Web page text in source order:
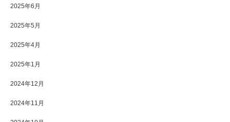
2025年6月
2025年5月
2025年4月
2025年1月
2024年12月
2024年11月